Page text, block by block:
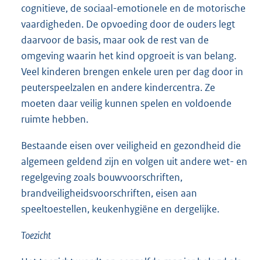
cognitieve, de sociaal-emotionele en de motorische
vaardigheden. De opvoeding door de ouders legt
daarvoor de basis, maar ook de rest van de
omgeving waarin het kind opgroeit is van belang.
Veel kinderen brengen enkele uren per dag door in
peuterspeelzalen en andere kindercentra. Ze
moeten daar veilig kunnen spelen en voldoende
ruimte hebben.
Bestaande eisen over veiligheid en gezondheid die
algemeen geldend zijn en volgen uit andere wet- en
regelgeving zoals bouwvoorschriften,
brandveiligheidsvoorschriften, eisen aan
speeltoestellen, keukenhygiëne en dergelijke.
Toezicht